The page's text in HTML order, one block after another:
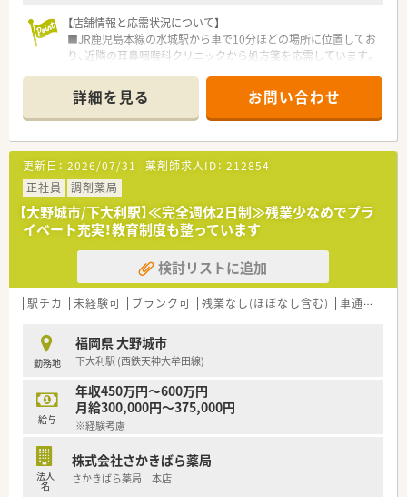
【店舗情報と応需状況について】
■JR鹿児島本線の水城駅から車で10分ほどの場所に位置してお
り、近隣の耳鼻咽喉科クリニックから処方箋を応需しています。
35枚程度と、一人ひとりの患者様に丁寧に向き合える環境です。
■正社員の薬剤師1名と事務スタッフ1名が在籍しており、少人
数ながらも効率的でアットホームな運営を行っている店舗で
す。
【募集背景と求める人物像について】
■今後の在宅業務の拡充や体制強化を見据えた増員募集であり、
耳鼻科応需の経験がある方はもちろん、未経験の方も大歓迎で
す。
■フォローアップやトレーシングレポートの作成といった、質の
高い対人業務に対して前向きに取り組める薬剤師を急募してい
■地域に根ざした「かかりつけ」として、患者様とのコミュニケ
ーションを大切にし、主体的に行動できる方が非常に向いていま
【法人特徴について】
■福岡県を中心に116店舗を展開する九州最大手の法人であり、
安定した経営基盤のもとで多様なキャリアを築くことが可能で
す。
■全社員が残業ゼロで勤務することを目指しており、長時間労働
が常態化しがちな医療業界において先進的な取り組みをしてい
■産休・育休の取得率は100％を誇り、常時多くの社員が制度を
利用して復帰するなど、女性も男性も長く働ける環境がありま
詳細を見る お問い合わせ
更新日： 2026/07/31 薬剤師求人ID： 212854
正社員
調剤薬局
【大野城市/下大利駅】≪完全週休2日制≫残業少なめでプラ
イベート充実！教育制度も整っています
検討リストに追加
駅チカ 未経験可 ブランク可 残業なし(ほぼなし含む) 車通勤可
勤務地
福岡県 大野城市
下大利駅 (西鉄天神大牟田線)
給与
年収450万円～600万円
月給300,000円～375,000円
※経験考慮
法人
名
株式会社さかきばら薬局
さかきばら薬局 本店